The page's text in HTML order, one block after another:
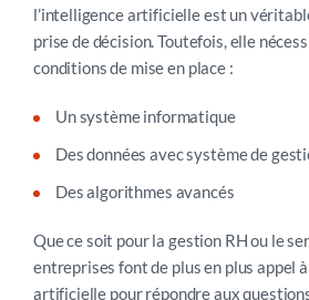
l’intelligence artificielle est un
prise de décision. Toutefois, elle
conditions de mise en place :
Un système informatique
Des données avec système de
Des algorithmes avancés
Que ce soit pour la gestion RH ou le
entreprises font de plus en plus appel
artificielle pour répondre aux